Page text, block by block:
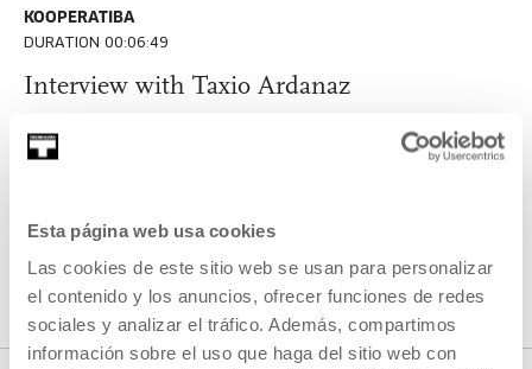
Esta página web usa cookies
Las cookies de este sitio web se usan para personalizar
el contenido y los anuncios, ofrecer funciones de redes
sociales y analizar el tráfico. Además, compartimos
información sobre el uso que haga del sitio web con
KOOPERATIBA
DURATION 00:06:49
Interview with Taxio Ardanaz
TAXIO ARDANAZ
SEE ALL CONTENT